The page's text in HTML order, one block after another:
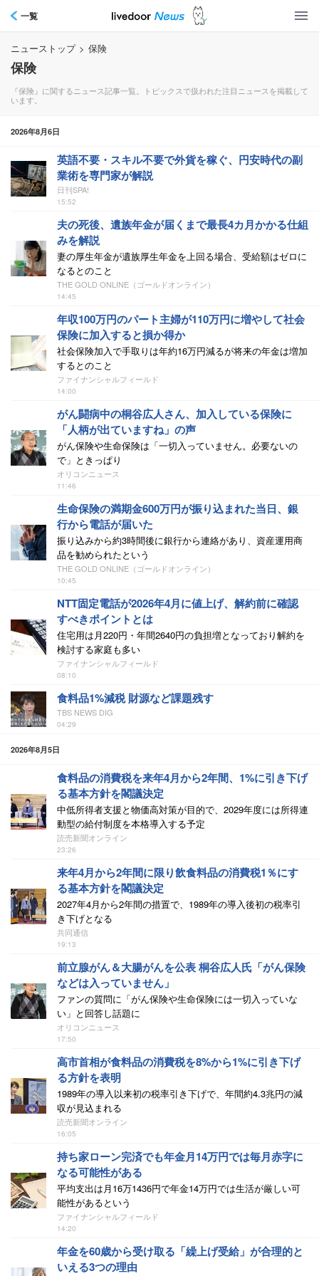
一覧
ニューストップ > 保険
保険
『保険』に関するニュース記事一覧。トピックスで扱われた注目ニュースを掲載して
います。
2026年8月6日
英語不要・スキル不要で外貨を稼ぐ、円安時代の副
業術を専門家が解説
日刊SPA!
15:52
夫の死後、遺族年金が届くまで最長4カ月かかる仕組
みを解説
妻の厚生年金が遺族厚生年金を上回る場合、受給額はゼロに
なるとのこと
THE GOLD ONLINE（ゴールドオンライン）
14:45
年収100万円のパート主婦が110万円に増やして社会
保険に加入すると損か得か
社会保険加入で手取りは年約16万円減るが将来の年金は増加
するとのこと
ファイナンシャルフィールド
14:00
がん闘病中の桐谷広人さん、加入している保険に
「人柄が出ていますね」の声
がん保険や生命保険は「一切入っていません。必要ないの
で」ときっぱり
オリコンニュース
11:46
生命保険の満期金600万円が振り込まれた当日、銀
行から電話が届いた
振り込みから約3時間後に銀行から連絡があり、資産運用商
品を勧められたという
THE GOLD ONLINE（ゴールドオンライン）
10:45
NTT固定電話が2026年4月に値上げ、解約前に確認
すべきポイントとは
住宅用は月220円・年間2640円の負担増となっており解約を
検討する家庭も多い
ファイナンシャルフィールド
08:10
食料品1%減税 財源など課題残す
TBS NEWS DIG
04:29
2026年8月5日
食料品の消費税を来年4月から2年間、1%に引き下げ
る基本方針を閣議決定
中低所得者支援と物価高対策が目的で、2029年度には所得連
動型の給付制度を本格導入する予定
読売新聞オンライン
23:26
来年4月から2年間に限り飲食料品の消費税1％にす
る基本方針を閣議決定
2027年4月から2年間の措置で、1989年の導入後初の税率引
き下げとなる
共同通信
19:13
前立腺がん＆大腸がんを公表 桐谷広人氏「がん保険
などは入っていません」
ファンの質問に「がん保険や生命保険には一切入っていな
い」と回答し話題に
オリコンニュース
17:50
高市首相が食料品の消費税を8%から1%に引き下げ
る方針を表明
1989年の導入以来初の税率引き下げで、年間約4.3兆円の減
収が見込まれる
読売新聞オンライン
16:05
持ち家ローン完済でも年金月14万円では毎月赤字に
なる可能性がある
平均支出は月16万1436円で年金14万円では生活が厳しい可
能性があるという
ファイナンシャルフィールド
14:20
年金を60歳から受け取る「繰上げ受給」が合理的と
いえる3つの理由